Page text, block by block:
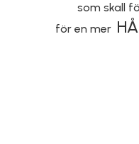
som skall
för en mer